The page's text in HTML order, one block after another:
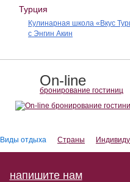
Турция
Кулинарная школа «Вкус
с Энгин Акин
On-line
бронирование гостиниц
Виды отдыха Страны
напишите нам